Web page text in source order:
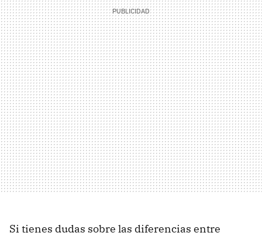
Si tienes dudas sobre las diferencias entre